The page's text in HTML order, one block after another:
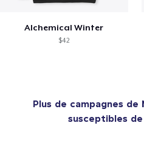
Alchemical Winter
$42
Plus de campagnes de
susceptibles